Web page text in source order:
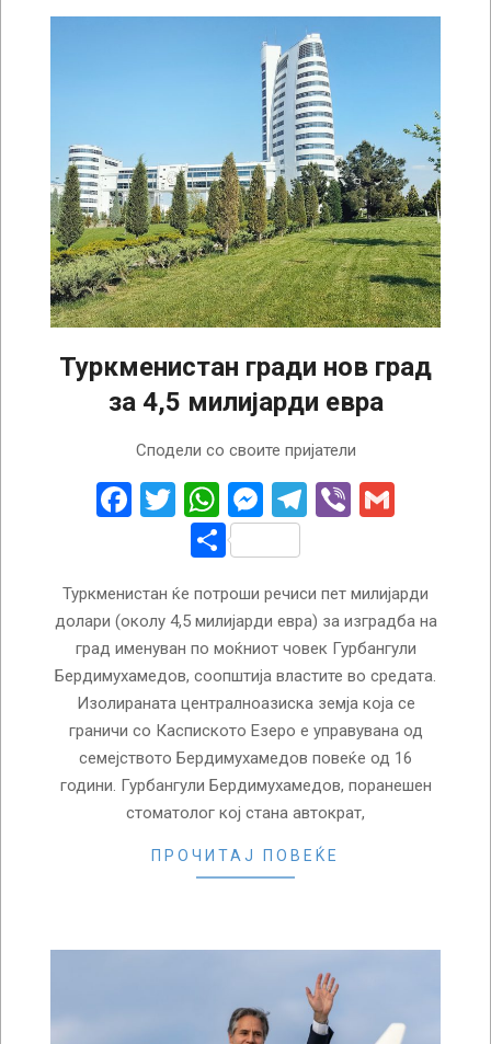
Туркменистан гради нов град
за 4,5 милијарди евра
Сподели со своите пријатели
Facebook
Twitter
WhatsApp
Messenger
Telegram
Viber
Share
Туркменистан ќе потроши речиси пет милијарди
долари (околу 4,5 милијарди евра) за изградба на
град именуван по моќниот човек Гурбангули
Бердимухамедов, соопштија властите во средата.
Изолираната централноазиска земја која се
граничи со Каспиското Езеро е управувана од
семејството Бердимухамедов повеќе од 16
години. Гурбангули Бердимухамедов, поранешен
стоматолог кој стана автократ,
ПРОЧИТАЈ ПОВЕЌЕ